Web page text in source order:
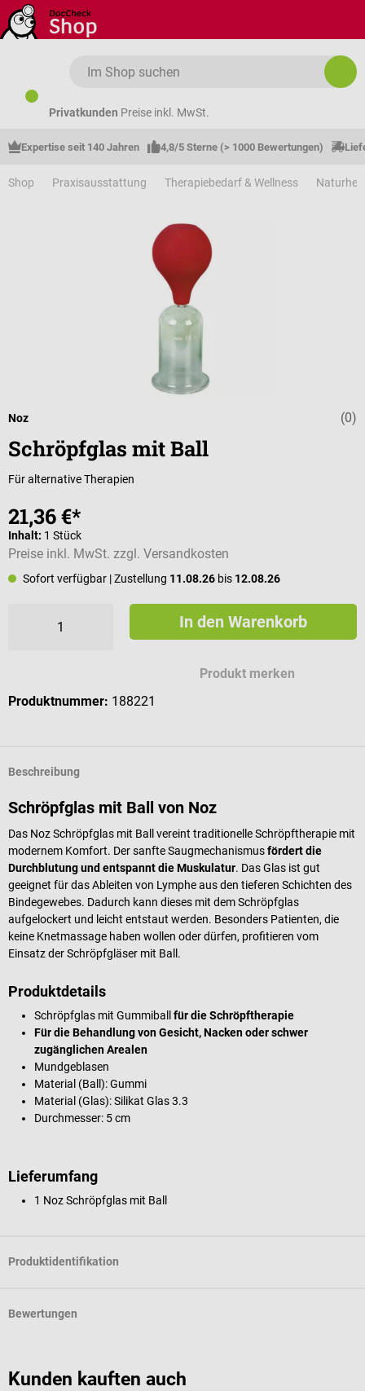
Zum Hauptinhalt springen
Privatkunden Preise inkl. MwSt.
Expertise seit 140 Jahren 4,8/5 Sterne (> 1000 Bewertungen)
Shop Praxisausstattung Therapiebedarf & Wellness
(0)
Noz
Schröpfglas mit Ball
Für alternative Therapien
21,36 €*
Inhalt: 1 Stück
Preise inkl. MwSt. zzgl. Versandkosten
Sofort verfügbar | Zustellung 11.08.26 bis 12.08.26
In den Warenkorb
Produkt merken
Produktnummer: 188221
Beschreibung
Schröpfglas mit Ball von Noz
Das Noz Schröpfglas mit Ball vereint traditionelle Schröpftherapie mit
modernem Komfort. Der sanfte Saugmechanismusfördert die
Durchblutung und entspannt die Muskulatur. Das Glas ist gut
geeignet für das Ableiten von Lymphe aus den tieferen Schichten des
Bindegewebes. Dadurch kann dieses mit dem Schröpfglas
aufgelockert und leicht entstaut werden. Besonders Patienten, die
keine Knetmassage haben wollen oder dürfen, profitieren vom
Einsatz der Schröpfgläser mit Ball.
Produktdetails
Schröpfglas mit Gummiball für die Schröpftherapie
Für die Behandlung von Gesicht, Nacken oder schwer
zugänglichen Arealen
Mundgeblasen
Material (Ball):Gummi
Material (Glas):Silikat Glas 3.3
Durchmesser: 5 cm
Lieferumfang
1 Noz Schröpfglas mit Ball
Produktidentifikation
Bewertungen
Kunden kauften auch